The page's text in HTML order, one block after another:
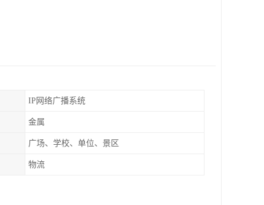
IP网络广播系统
金属
广场、学校、单位、景区
物流